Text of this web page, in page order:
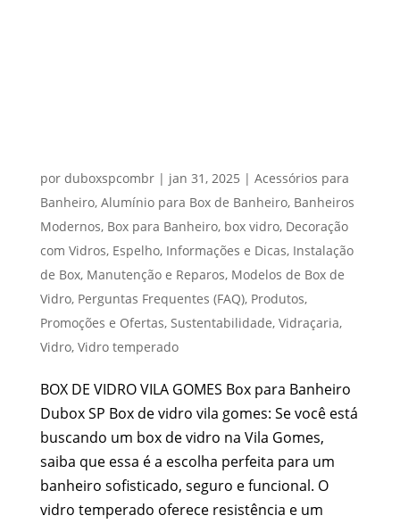
por duboxspcombr| jan 31, 2025 | Acessórios para
Banheiro, Alumínio para Box de Banheiro, Banheiros
Modernos, Box para Banheiro, box vidro, Decoração
com Vidros, Espelho, Informações e Dicas, Instalação
de Box, Manutenção e Reparos, Modelos de Box de
Vidro, Perguntas Frequentes (FAQ), Produtos,
Promoções e Ofertas, Sustentabilidade, Vidraçaria,
Vidro, Vidro temperado
BOX DE VIDRO VILA GOMES Box para Banheiro
Dubox SP Box de vidro vila gomes: Se você está
buscando um box de vidro na Vila Gomes,
saiba que essa é a escolha perfeita para um
banheiro sofisticado, seguro e funcional. O
vidro temperado oferece resistência e um